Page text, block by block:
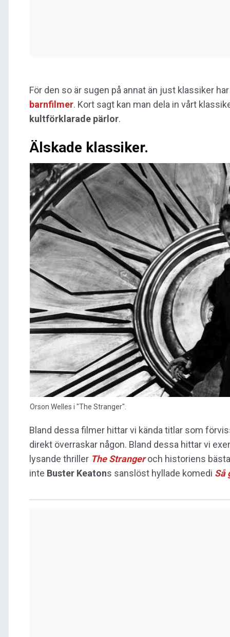
För den so är sugen på annat än just klassiker
barnfilmer. Kort sagt kan man dela in vårt
kultförklarade pärlor.
Älskade klassiker.
Orson Welles i "The Stranger".
Bland dessa filmer hittar vi kända titlar som
direkt överraskar någon. Bland dessa hittar vi
lysande thriller The Strangeroch historiens
inte Buster Keatons sanslöst hyllade komedi Så